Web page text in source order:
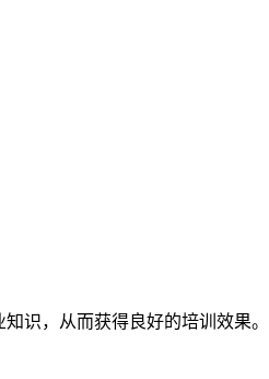
识，从而获得良好的培训效果。